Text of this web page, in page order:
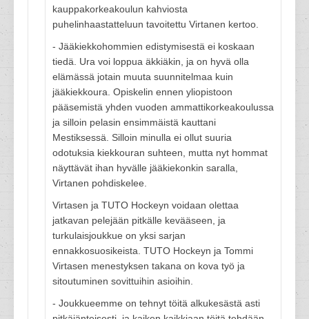
kauppakorkeakoulun kahviosta
puhelinhaastatteluun tavoitettu Virtanen kertoo.
- Jääkiekkohommien edistymisestä ei koskaan
tiedä. Ura voi loppua äkkiäkin, ja on hyvä olla
elämässä jotain muuta suunnitelmaa kuin
jääkiekkoura. Opiskelin ennen yliopistoon
pääsemistä yhden vuoden ammattikorkeakoulussa
ja silloin pelasin ensimmäistä kauttani
Mestiksessä. Silloin minulla ei ollut suuria
odotuksia kiekkouran suhteen, mutta nyt hommat
näyttävät ihan hyvälle jääkiekonkin saralla,
Virtanen pohdiskelee.
Virtasen ja TUTO Hockeyn voidaan olettaa
jatkavan pelejään pitkälle kevääseen, ja
turkulaisjoukkue on yksi sarjan
ennakkosuosikeista. TUTO Hockeyn ja Tommi
Virtasen menestyksen takana on kova työ ja
sitoutuminen sovittuihin asioihin.
- Joukkueemme on tehnyt töitä alkukesästä asti